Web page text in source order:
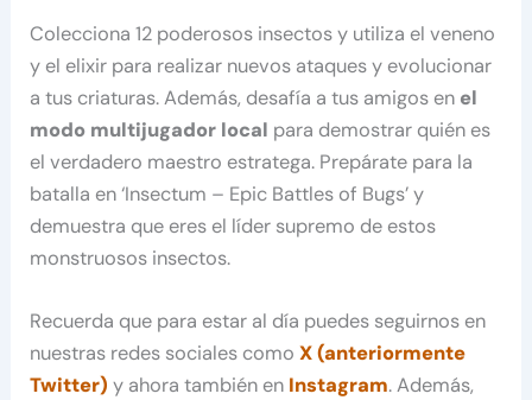
Colecciona 12 poderosos insectos y utiliza el veneno
y el elixir para realizar nuevos ataques y evolucionar
a tus criaturas. Además, desafía a tus amigos en el
modo multijugador local para demostrar quién es
el verdadero maestro estratega. Prepárate para la
batalla en ‘Insectum – Epic Battles of Bugs’ y
demuestra que eres el líder supremo de estos
monstruosos insectos.
Recuerda que para estar al día puedes seguirnos en
nuestras redes sociales comoX (anteriormente
Twitter) y ahora también en Instagram. Además,